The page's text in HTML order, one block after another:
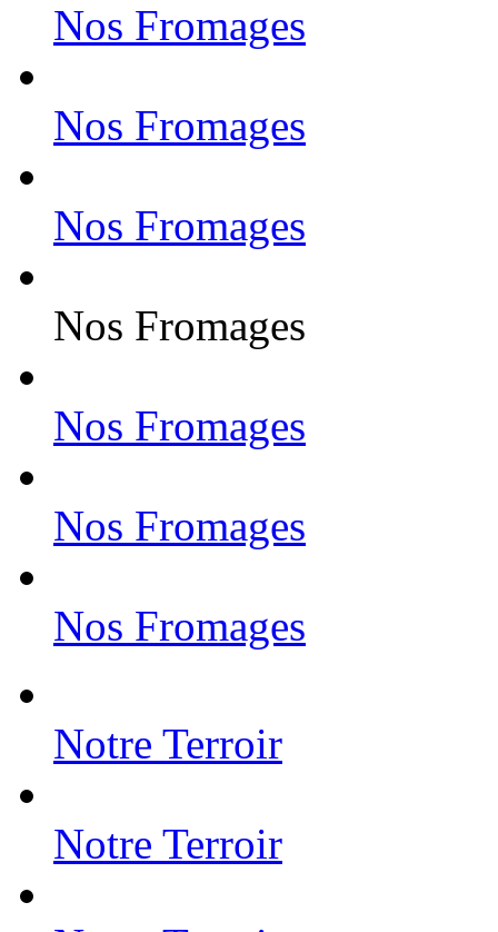
Nos Fromages
Nos Fromages
Nos Fromages
Nos Fromages
Nos Fromages
Nos Fromages
Nos Fromages
Notre Terroir
Notre Terroir